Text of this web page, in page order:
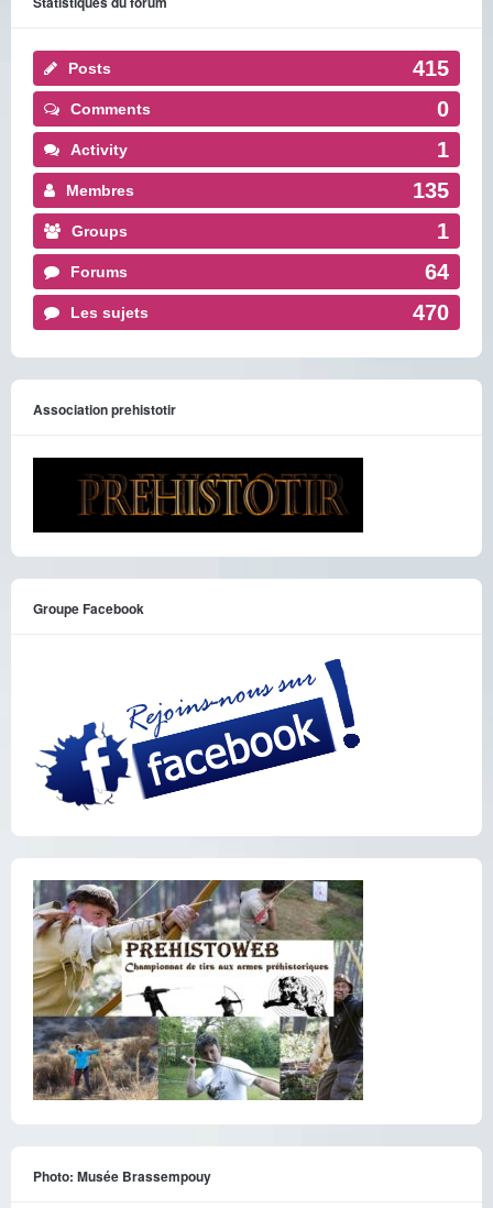
Posts 415
Comments 0
Activity 1
Membres 135
Groups 1
Forums 64
Les sujets 470
Association prehistotir
Groupe Facebook
Photo: Musée Brassempouy